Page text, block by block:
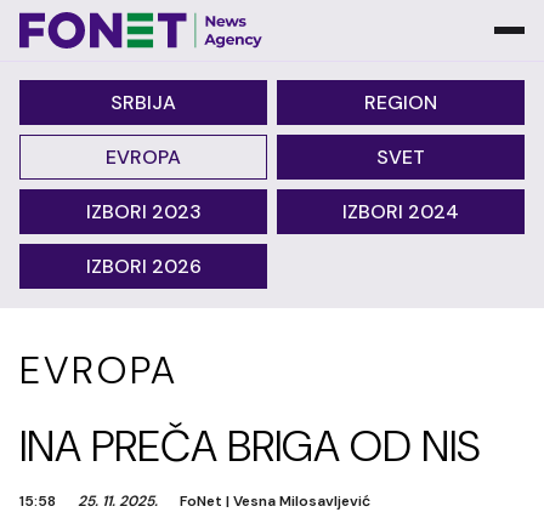
SRBIJA REGION
EVROPA SVET
IZBORI 2023 IZBORI 2024
IZBORI 2026
EVROPA
INA PREČA BRIGA OD NIS
15:58 25. 11. 2025. FoNet |Vesna Milosavljević